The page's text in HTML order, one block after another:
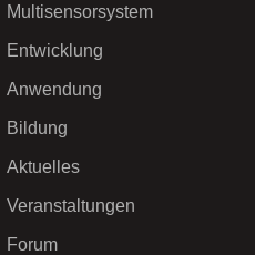
Multisensorsystem
Entwicklung
Anwendung
Bildung
Aktuelles
Veranstaltungen
Forum